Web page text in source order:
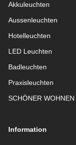
Akkuleuchten
Aussen­leuchten
Hotelleuchten
LED Leuchten
Badleuchten
Praxisleuchten
SCHÖNER WOHNEN
Information